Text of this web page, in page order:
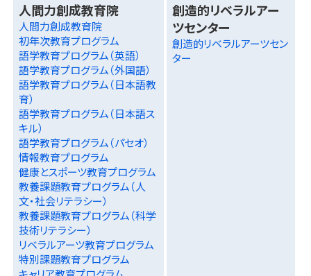
人間力創成教育院
人間力創成教育院
初年次教育プログラム
語学教育プログラム（英語）
語学教育プログラム（外国語）
語学教育プログラム（日本語教
育）
語学教育プログラム（日本語ス
キル）
語学教育プログラム（パセオ）
情報教育プログラム
健康とスポーツ教育プログラム
教養課題教育プログラム（人
文・社会リテラシー）
教養課題教育プログラム（科学
技術リテラシー）
リベラルアーツ教育プログラム
特別課題教育プログラム
創造的リベラルアー
ツセンター
創造的リベラルアーツセン
ター